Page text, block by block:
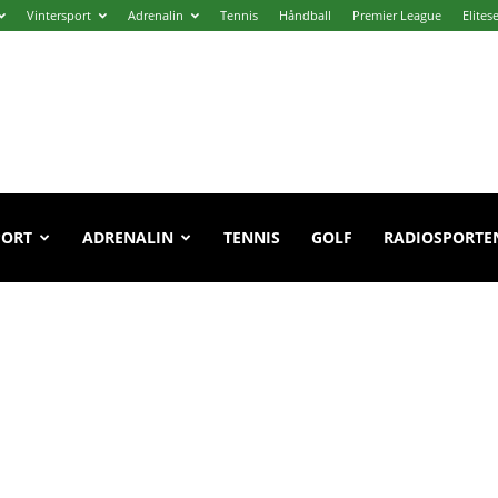
Vintersport Adrenalin Tennis Håndball Premier League
ADRENALIN TENNIS GOLF